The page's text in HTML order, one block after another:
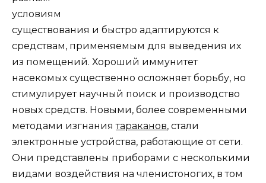
условиям
существования и быстро адаптируются к
средствам, применяемым для выведения их
из помещений. Хороший иммунитет
насекомых существенно осложняет борьбу, но
стимулирует научный поиск и производство
новых средств. Новыми, более современными
методами изгнаниятараканов, стали
электронные устройства, работающие от сети.
Они представлены приборами с несколькими
видами воздействия на членистоногих, в том